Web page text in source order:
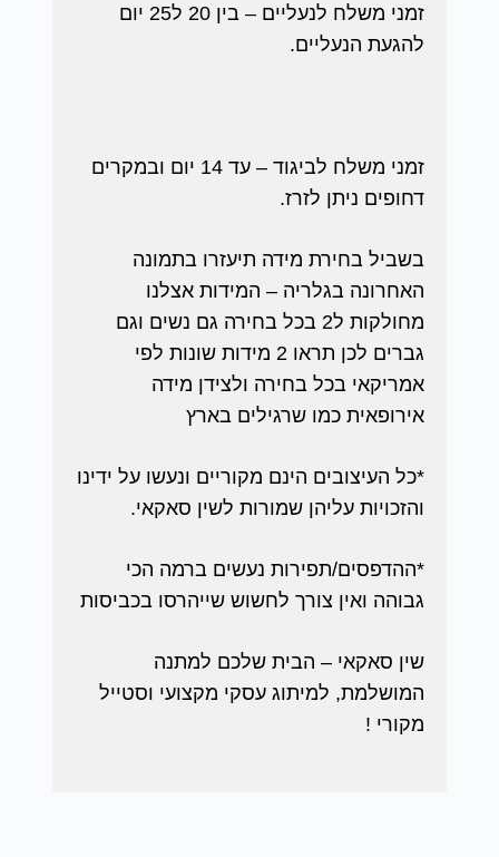
זמני משלח לנעליים – בין 20 ל25 יום
להגעת הנעליים.
זמני משלח לביגוד – עד 14 יום ובמקרים
דחופים ניתן לזרז.
בשביל בחירת מידה תיעזרו בתמונה
האחרונה בגלריה – המידות אצלנו
מחולקות ל2 בכל בחירה גם נשים וגם
גברים לכן תראו 2 מידות שונות לפי
אמריקאי בכל בחירה ולצידן מידה
אירופאית כמו שרגילים בארץ
*כל העיצובים הינם מקוריים ונעשו על ידינו
והזכויות עליהן שמורות לשין סאקאי.
*ההדפסים/תפירות נעשים ברמה הכי
גבוהה ואין צורך לחשוש שייהרסו בכביסות
שין סאקאי – הבית שלכם למתנה
המושלמת, למיתוג עסקי מקצועי וסטייל
מקורי !